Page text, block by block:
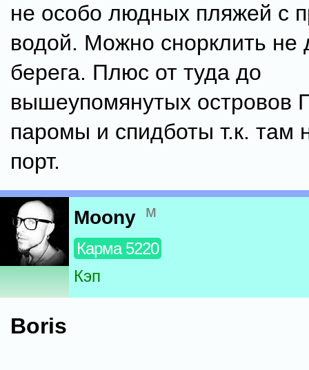
не особо людных пляжей с
водой. Можно снорклить не
берега. Плюс от туда до
вышеупомянутых островов
паромы и спидботы т.к. там
порт.
Moony м
Карма 5220
Кэп
Boris